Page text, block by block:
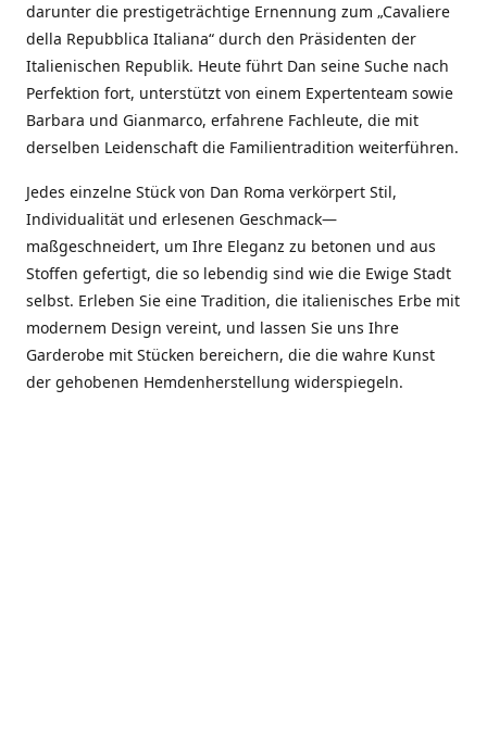
darunter die prestigeträchtige Ernennung zum „Cavaliere
della Repubblica Italiana“ durch den Präsidenten der
Italienischen Republik. Heute führt Dan seine Suche nach
Perfektion fort, unterstützt von einem Expertenteam sowie
Barbara und Gianmarco, erfahrene Fachleute, die mit
derselben Leidenschaft die Familientradition weiterführen.
Jedes einzelne Stück von Dan Roma verkörpert Stil,
Individualität und erlesenen Geschmack—
maßgeschneidert, um Ihre Eleganz zu betonen und aus
Stoffen gefertigt, die so lebendig sind wie die Ewige Stadt
selbst. Erleben Sie eine Tradition, die italienisches Erbe mit
modernem Design vereint, und lassen Sie uns Ihre
Garderobe mit Stücken bereichern, die die wahre Kunst
der gehobenen Hemdenherstellung widerspiegeln.